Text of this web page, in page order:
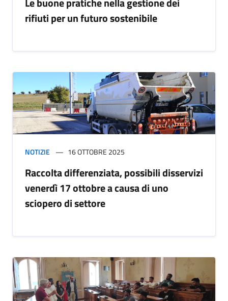
rifiuti per un futuro sostenibile
NOTIZIE 16 OTTOBRE 2025
Raccolta differenziata, possibili disservizi
venerdì 17 ottobre a causa di uno
sciopero di settore